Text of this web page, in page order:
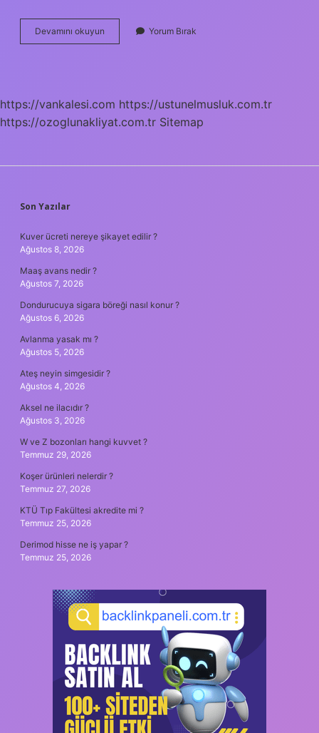
Devamını okuyun
Hahn
Yorum Bırak
https://vankalesi.com https://ustunelmusluk.com.tr
https://ozoglunakliyat.com.tr Sitemap
SIDEBAR
Son Yazılar
Kuver ücreti nereye şikayet edilir ?
Ağustos 8, 2026
Maaş avans nedir ?
Ağustos 7, 2026
Dondurucuya sigara böreği nasıl konur ?
Ağustos 6, 2026
Avlanma yasak mı ?
Ağustos 5, 2026
Ateş neyin simgesidir ?
Ağustos 4, 2026
Aksel ne ilacıdır ?
Ağustos 3, 2026
W ve Z bozonları hangi kuvvet ?
Temmuz 29, 2026
Koşer ürünleri nelerdir ?
Temmuz 27, 2026
KTÜ Tıp Fakültesi akredite mi ?
Temmuz 25, 2026
Derimod hisse ne iş yapar ?
Temmuz 25, 2026